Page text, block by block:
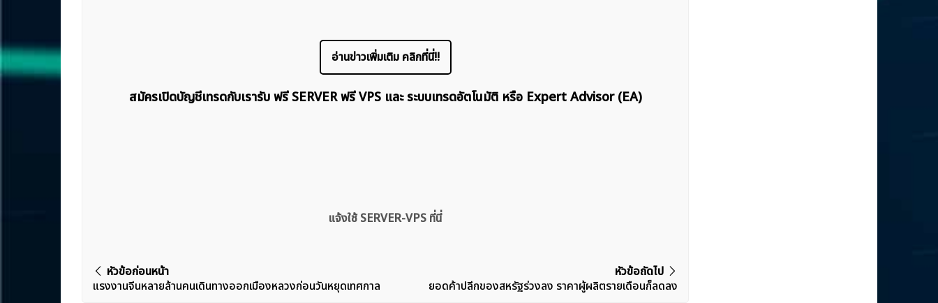
อ่านข่าวเพิ่มเติม คลิกที่นี่!!
สมัครเปิดบัญชีเทรดกับเรารับ ฟรี SERVER ฟรี VPS และ ระบบเทรดอัตโนมัติ หรือ Expert Advisor (EA)
แจ้งใช้ SERVER-VPS ที่นี่
แนะแนว
เรื่อง
หัวข้อก่อนหน้า
แรงงานจีนหลายล้านคนเดินทางออกเมืองหลวงก่อนวันหยุดเทศกาล
หัวข้อถัดไป
ยอดค้าปลีกของสหรัฐร่วงลง ราคาผู้ผลิตรายเดือนก็ลดลง